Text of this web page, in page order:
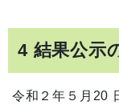
4 結果公示
令和２年５月20